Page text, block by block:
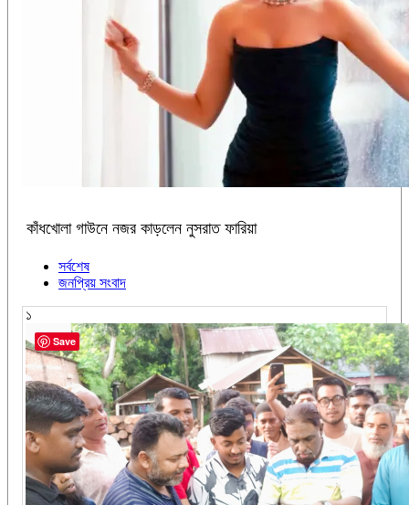
কাঁধখোলা গাউনে নজর কাড়লেন নুসরাত ফারিয়া
সর্বশেষ
জনপ্রিয় সংবাদ
১
Save